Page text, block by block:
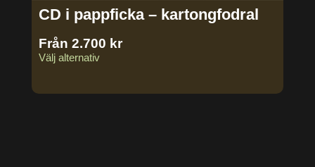
CD i pappficka – kartongfodral
Från 2.700 kr
Välj alternativ